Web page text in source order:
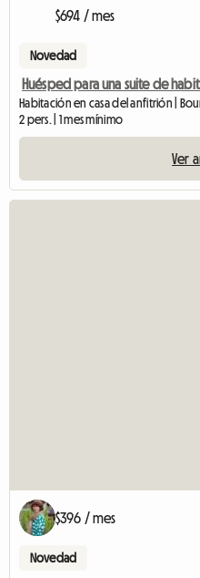
$694 / mes
Novedad
Huésped para una suite de
Habitación en casa del anfitrión |
2 pers. | 1 mes mínimo
Ver
$396 / mes
Novedad